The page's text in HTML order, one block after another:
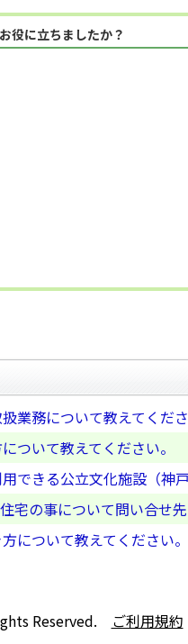
役に立ちましたか？
業務について教えてくだ
ついて教えてください。
できる公立文化施設（神
宅の事について問い合せ
について教えてください。
Reserved. ご利用規約